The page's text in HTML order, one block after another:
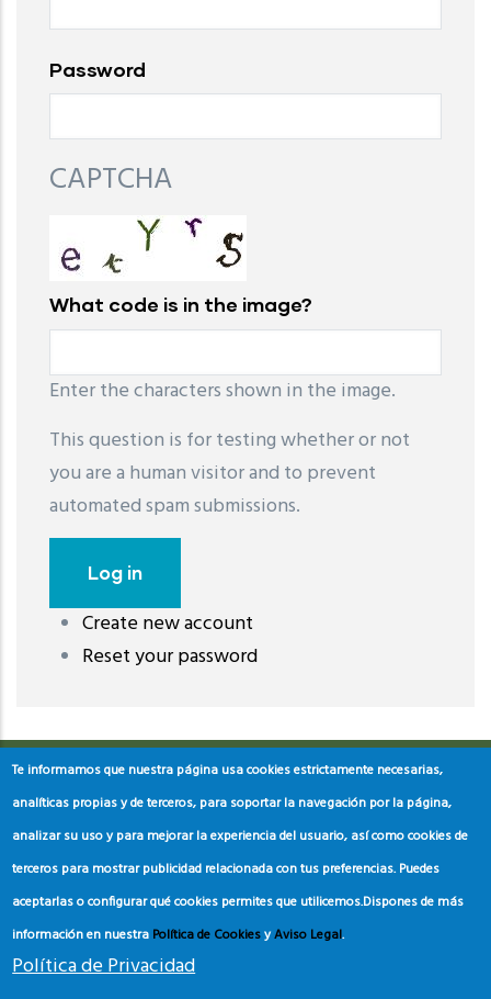
Password
CAPTCHA
What code is in the image?
Enter the characters shown in the image.
This question is for testing whether or not
you are a human visitor and to prevent
automated spam submissions.
Create new account
Reset your password
레딧 다운로드coloring pages printable
download
Te informamos que nuestra página usa cookies estrictamente necesarias,
analíticas propias y de terceros, para soportar la navegación por la página,
analizar su uso y para mejorar la experiencia del usuario, así como cookies de
terceros para mostrar publicidad relacionada con tus preferencias. Puedes
aceptarlas o configurar qué cookies permites que utilicemos.Dispones de más
información en nuestra Política de CookiesyAviso Legal.
Política de Privacidad